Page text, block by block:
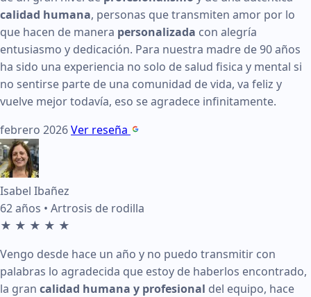
Calificación:5 de 5 estrellas
Fecha:febrero 2026
Testimonio: Elcentro de kinesiologíasuperó nuestras
Ver en Google:
Enlace a reseña de Ana Clarina Pastor
Reseña de Isabel Ibañez en KinesicWork
Edad:62 años
Condición tratada:
Calificación:5 de 5 estrellas
Fecha: mayo 2026
Testimonio:Vengo desde hace un año y no puedo
calidad humana, personas que transmiten amor por lo
que hacen de manera personalizada con alegría
entusiasmo y dedicación. Para nuestra madre de 90 años
ha sido una experiencia no solo de salud fisica y mental si
no sentirse parte de una comunidad de vida, va feliz y
vuelve mejor todavía, eso se agradece infinitamente.
febrero 2026Ver reseña
Isabel Ibañez
62 años • Artrosis de rodilla
★ ★ ★ ★ ★
Vengo desde hace un año y no puedo transmitir con
palabras lo agradecida que estoy de haberlos encontrado,
la gran calidad humana y profesional del equipo, hace